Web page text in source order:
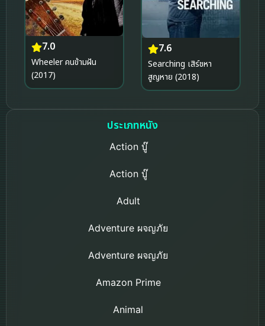
7.0
Wheeler คนข้ามฝัน
(2017)
7.6
Searching เสิร์ชหา
สูญหาย (2018)
ประเภทหนัง
Action บู๊
Action บู๊
Adult
Adventure ผจญภัย
Adventure ผจญภัย
Amazon Prime
Animal